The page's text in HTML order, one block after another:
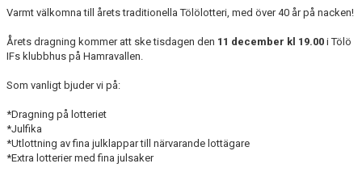
LEDARE
FÖRENINGSINFO
TÖLÖFONDEN
Varmt välkomna till årets traditionella Tölölotteri, med över 40 år på nacken!
Årets dragning kommer att ske tisdagen den 11 december kl 19.00 i Tölö
IFs klubbhus på Hamravallen.
Som vanligt bjuder vi på:
*Dragning på lotteriet
*Julfika
*Utlottning av fina julklappar till närvarande lottägare
*Extra lotterier med fina julsaker